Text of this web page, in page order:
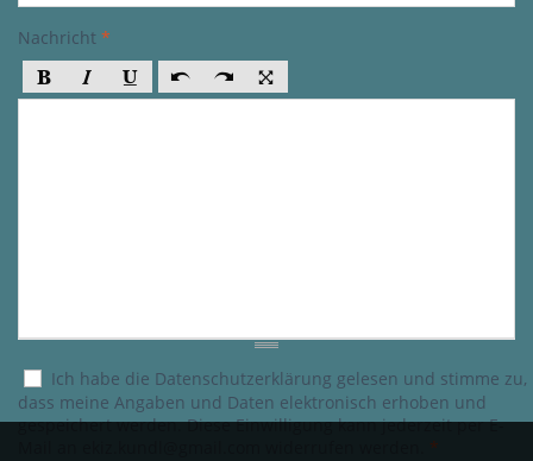
Nachricht *
Ich habe die Datenschutzerklärung gelesen und stimme zu,
dass meine Angaben und Daten elektronisch erhoben und
gespeichert werden. Diese Einwilligung kann jederzeit per E-
*